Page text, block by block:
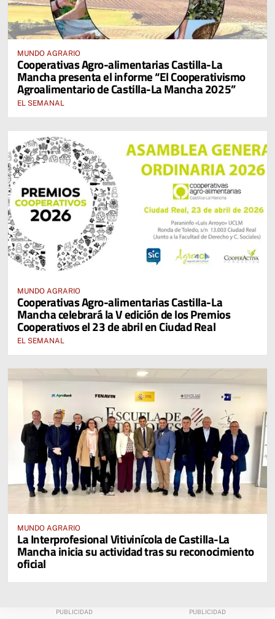
MUNDO AGRARIO
Cooperativas Agro-alimentarias Castilla-La
Mancha presenta el informe “El Cooperativismo
Agroalimentario de Castilla-La Mancha 2025”
EL SEMANAL
MUNDO AGRARIO
Cooperativas Agro-alimentarias Castilla-La
Mancha celebrará la V edición de los Premios
Cooperativos el 23 de abril en Ciudad Real
EL SEMANAL
MUNDO AGRARIO
La Interprofesional Vitivinícola de Castilla-La
Mancha inicia su actividad tras su reconocimiento
oficial